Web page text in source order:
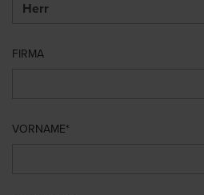
FIRMA
VORNAME